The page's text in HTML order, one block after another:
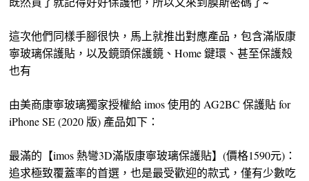
這次他們同樣手腳很快，馬上就推出對應產品，包含滿版康
寧玻璃保護貼，以及鏡頭保護鏡、Home 鍵環、甚至保護殼
也有
由美商康寧玻璃獨家授權給 imos 使用的 AG2BC 保護貼 for
iPhone SE (2020 版) 產品如下：
最滿的【imos 熱彎3D滿版康寧玻璃保護貼】(價格1590元)：
追求極致覆蓋率的首選，也是最受歡迎的款式，僅有少數吃